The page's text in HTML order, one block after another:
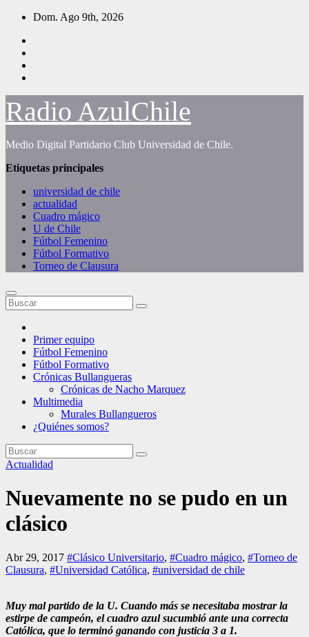
Saltar
contenido
Dom. Ago 9th, 2026
Radio AzulChile
Medio Digital Partidario Club Universidad de Chile.
Etiquetas principales
universidad de chile
actualidad
Cuadro mágico
U de Chile
Fútbol Femenino
Fútbol Formativo
Torneo de Clausura
Primer equipo
Fútbol Femenino
Fútbol Formativo
Crónicas Bullangueras
Crónicas de Nacho Marquez
Multimedia
Murales Bullangueros
¿Quiénes somos?
Actualidad
Nuevamente no se pudo en un
clásico
Abr 29, 2017 #Clásico Universitario, #Cuadro mágico, #Torneo de
Clausura, #Universidad Católica, #universidad de chile
Muy mal partido de la U. Cuando más se necesitaba mostrar la
estirpe de campeón, el cuadro azul sucumbió ante una correcta
Católica, que lo terminó ganando con justicia 3 a 1.